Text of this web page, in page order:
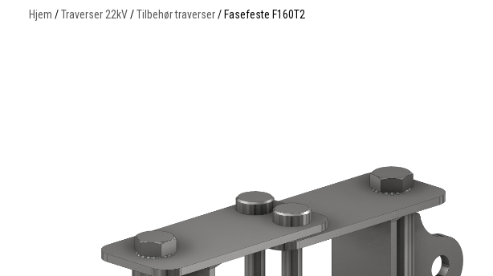
Hjem /Traverser 22kV/Tilbehør traverser/ Fasefeste F160T2